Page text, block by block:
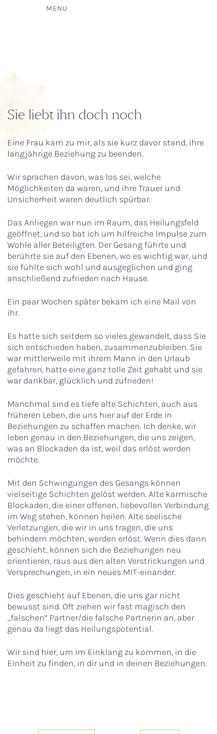
MENU
Sie liebt ihn doch noch
Eine Frau kam zu mir, als sie kurz davor stand, ihre
langjährige Beziehung zu beenden.
Wir sprachen davon, was los sei, welche
Möglichkeiten da waren, und ihre Trauer und
Unsicherheit waren deutlich spürbar.
Das Anliegen war nun im Raum, das Heilungsfeld
geöffnet, und so bat ich um hilfreiche Impulse zum
Wohle aller Beteiligten. Der Gesang führte und
berührte sie auf den Ebenen, wo es wichtig war, und
sie fühlte sich wohl und ausgeglichen und ging
anschließend zufrieden nach Hause.
Ein paar Wochen später bekam ich eine Mail von
ihr.
Es hatte sich seitdem so vieles gewandelt, dass Sie
sich entschieden haben, zusammenzubleiben. Sie
war mittlerweile mit ihrem Mann in den Urlaub
gefahren, hatte eine ganz tolle Zeit gehabt und sie
war dankbar, glücklich und zufrieden!
Manchmal sind es tiefe alte Schichten, auch aus
früheren Leben, die uns hier auf der Erde in
Beziehungen zu schaffen machen. Ich denke, wir
leben genau in den Beziehungen, die uns zeigen,
was an Blockaden da ist, weil das erlöst werden
möchte.
Mit den Schwingungen des Gesangs können
vielseitige Schichten gelöst werden. Alte karmische
Blockaden, die einer offenen, liebevollen Verbindung
im Weg stehen, können heilen. Alte seelische
Verletzungen, die wir in uns tragen, die uns
behindern möchten, werden erlöst. Wenn dies dann
geschieht, können sich die Beziehungen neu
orientieren, raus aus den alten Verstrickungen und
Versprechungen, in ein neues MIT-einander.
Dies geschieht auf Ebenen, die uns gar nicht
bewusst sind. Oft ziehen wir fast magisch den
„falschen“ Partner/die falsche Partnerin an, aber
genau da liegt das Heilungspotential.
Wir sind hier, um im Einklang zu kommen, in die
Einheit zu finden, in dir und in deinen Beziehungen.